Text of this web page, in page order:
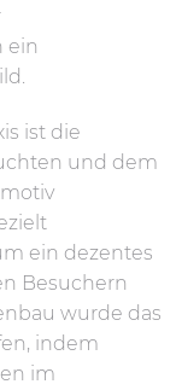
ein
ist die
und dem
ein dezentes
Besuchern
wurde das
indem
im